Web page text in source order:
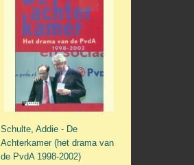
Schulte, Addie - De
Achterkamer (het drama van
de PvdA 1998-2002)